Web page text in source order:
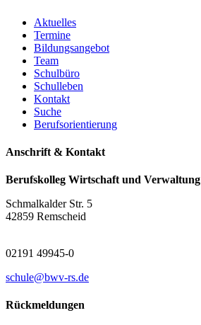
Aktuelles
Termine
Bildungsangebot
Team
Schulbüro
Schulleben
Kontakt
Suche
Berufsorientierung
Anschrift & Kontakt
Berufskolleg Wirtschaft und Verwaltung
Schmalkalder Str. 5
42859 Remscheid
02191 49945-0
schule@bwv-rs.de
Rückmeldungen